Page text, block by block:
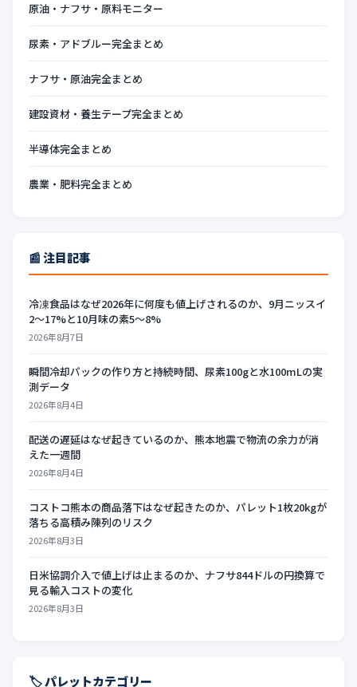
原油・ナフサ・原料モニター
尿素・アドブルー完全まとめ
ナフサ・原油完全まとめ
建設資材・養生テープ完全まとめ
半導体完全まとめ
農業・肥料完全まとめ
📰 注目記事
冷凍食品はなぜ2026年に何度も値上げされるのか、9月ニッスイ
2〜17%と10月味の素5〜8%
2026年8月7日
瞬間冷却パックの作り方と持続時間、尿素100gと水100mLの実
測データ
2026年8月4日
配送の遅延はなぜ起きているのか、熊本地震で物流の余力が消
えた一週間
2026年8月4日
コストコ熊本の商品落下はなぜ起きたのか、パレット1枚20kgが
落ちる高積み陳列のリスク
2026年8月3日
日米協調介入で値上げは止まるのか、ナフサ844ドルの円換算で
見る輸入コストの変化
2026年8月3日
🏷️ パレットカテゴリー